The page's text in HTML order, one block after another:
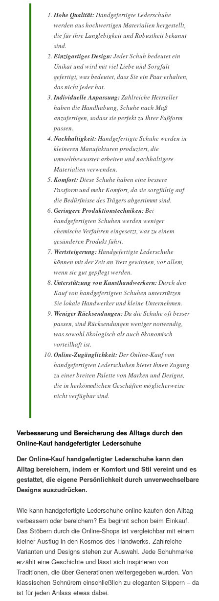
Hohe Qualität:Handgefertigte Lederschuhe
werden aus hochwertigen Materialien hergestellt,
die für ihre Langlebigkeit und Robustheit bekannt
sind.
Einzigartiges Design:Jeder Schuh bedeutet ein
Unikat und wird mit viel Liebe und Sorgfalt
gefertigt, was bedeutet, dass Sie ein Paar erhalten,
das nicht jeder hat.
Individuelle Anpassung:Zahlreiche Hersteller
haben die Handhabung, Schuhe nach Maß
anzufertigen, sodass sie perfekt zu Ihrer Fußform
passen.
Nachhaltigkeit:Handgefertigte Schuhe werden in
kleineren Manufakturen produziert, die
umweltbewusster arbeiten und nachhaltigere
Materialien verwenden.
Komfort:Diese Schuhe haben eine bessere
Passform und mehr Komfort, da sie sorgfältig auf
die Bedürfnisse des Trägers abgestimmt sind.
Geringere Produktionstechniken:Bei
handgefertigten Schuhen werden weniger
chemische Verfahren eingesetzt, was zu einem
gesünderen Produkt führt.
Wertsteigerung:Handgefertigte Lederschuhe
können mit der Zeit an Wert gewinnen, vor allem,
wenn sie gut gepflegt werden.
Unterstützung von Kunsthandwerkern:Durch den
Kauf von handgefertigten Schuhen unterstützen
Sie lokale Handwerker und kleine Unternehmen.
Weniger Rücksendungen:Da die Schuhe oft besser
passen, sind Rücksendungen weniger notwendig,
was sowohl ökologisch als auch ökonomisch
vorteilhaft ist.
Online-Zugänglichkeit:Der Online-Kauf von
handgefertigten Lederschuhen bietet Ihnen Zugang
zu einer breiten Palette von Marken und Designs,
die in herkömmlichen Geschäften möglicherweise
nicht verfügbar sind.
Verbesserung und Bereicherung des Alltags durch den
Online-Kauf handgefertigter Lederschuhe
Der Online-Kauf handgefertigter Lederschuhe kann den
Alltag bereichern, indem er Komfort und Stil vereint und es
gestattet, die eigene Persönlichkeit durch unverwechselbare
Designs auszudrücken.
Wie kann handgefertigte Lederschuhe online kaufen den Alltag
verbessern oder bereichern? Es beginnt schon beim Einkauf.
Das Stöbern durch die Online-Shops ist vergleichbar mit einem
kleiner Ausflug in den Kosmos des Handwerks. Zahlreiche
Varianten und Designs stehen zur Auswahl. Jede Schuhmarke
erzählt eine Geschichte und lässt sich inspirieren von
Traditionen, die über Generationen weitergegeben wurden. Von
klassischen Schnürern einschließlich zu eleganten Slippern – da
ist für jeden Anlass etwas dabei.